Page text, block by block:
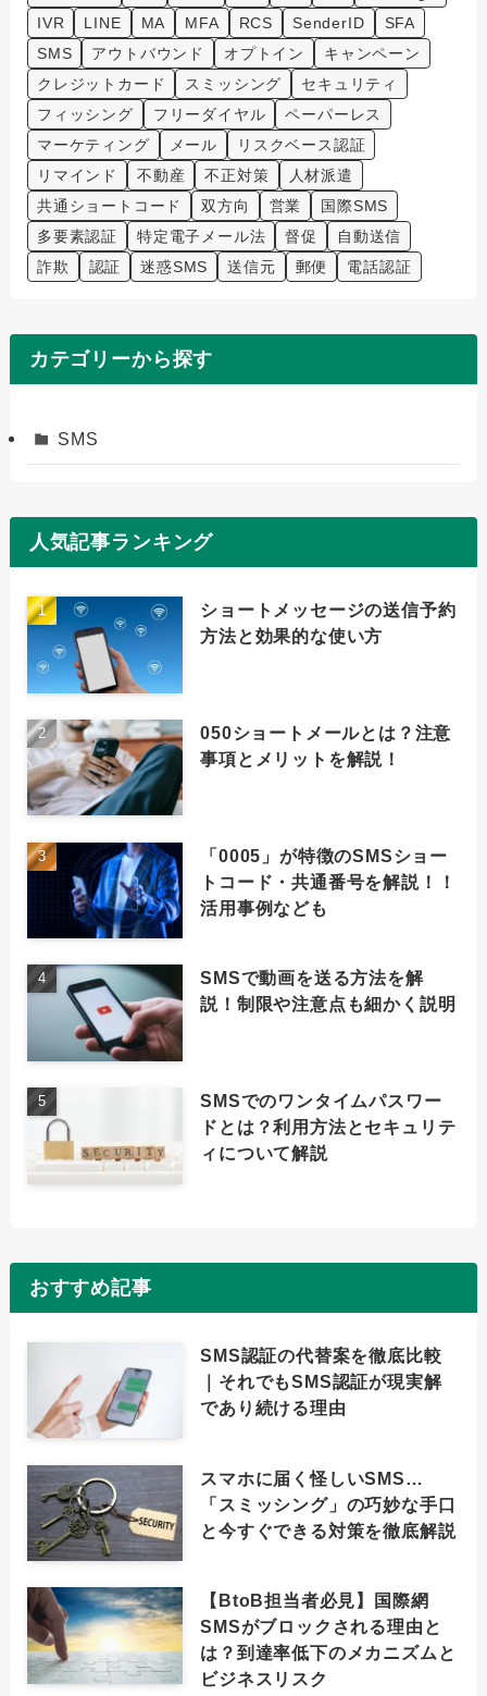
IVR
LINE MA MFA RCS SenderID
SFA
SMS
アウトバウンド オプトイン
キャンペーン
クレジットカード
スミッシング
セキュリティ
フィッシング
フリーダイヤル
ペーパーレス
マーケティング
メール
リスクベース認証
リマインド
不動産 不正対策
人材派遣
共通ショートコード
双方向 営業
国際SMS
多要素認証
特定電子メール法 督促
自動送信
詐欺
認証 迷惑SMS 送信元 郵便 電話認証
カテゴリーから探す
SMS
人気記事ランキング
ショートメッセージの送信予約
方法と効果的な使い方
050ショートメールとは？注意
事項とメリットを解説！
「0005」が特徴のSMSショー
トコード・共通番号を解説！！
活用事例なども
SMSで動画を送る方法を解
説！制限や注意点も細かく説明
SMSでのワンタイムパスワー
ドとは？利用方法とセキュリテ
ィについて解説
おすすめ記事
SMS認証の代替案を徹底比較
｜それでもSMS認証が現実解
であり続ける理由
スマホに届く怪しいSMS…
「スミッシング」の巧妙な手口
と今すぐできる対策を徹底解説
【BtoB担当者必見】国際網
SMSがブロックされる理由と
は？到達率低下のメカニズムと
ビジネスリスク